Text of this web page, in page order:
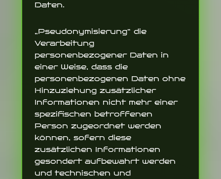
Daten.
„Pseudonymisierung“ die
Verarbeitung
personenbezogener Daten in
einer Weise, dass die
personenbezogenen Daten ohne
Hinzuziehung zusätzlicher
Informationen nicht mehr einer
spezifischen betroffenen
Person zugeordnet werden
können, sofern diese
zusätzlichen Informationen
gesondert aufbewahrt werden
und technischen und